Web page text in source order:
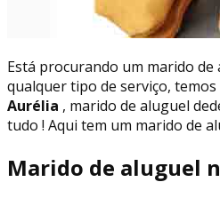
Está procurando um marido de
qualquer tipo de serviço,
Aurélia , marido de aluguel
tudo ! Aqui tem um marido de
Marido de aluguel